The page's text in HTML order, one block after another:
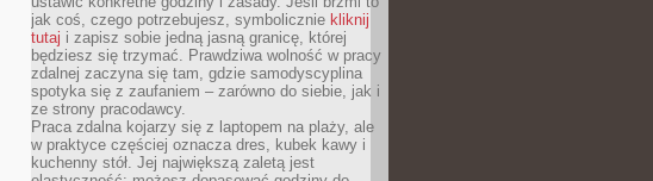
jak coś, czego potrzebujesz, symbolicznie kliknij
tutaj i zapisz sobie jedną jasną granicę, której
będziesz się trzymać. Prawdziwa wolność w pracy
zdalnej zaczyna się tam, gdzie samodyscyplina
spotyka się z zaufaniem – zarówno do siebie, jak i
ze strony pracodawcy.
Praca zdalna kojarzy się z laptopem na plaży, ale
w praktyce częściej oznacza dres, kubek kawy i
kuchenny stół. Jej największą zaletą jest